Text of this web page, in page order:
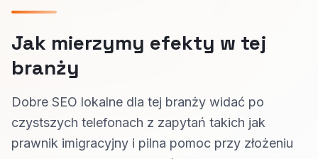
Jak mierzymy efekty w tej
branży
Dobre SEO lokalne dla tej branży widać po
czystszych telefonach z zapytań takich jak
prawnik imigracyjny i pilna pomoc przy złożeniu